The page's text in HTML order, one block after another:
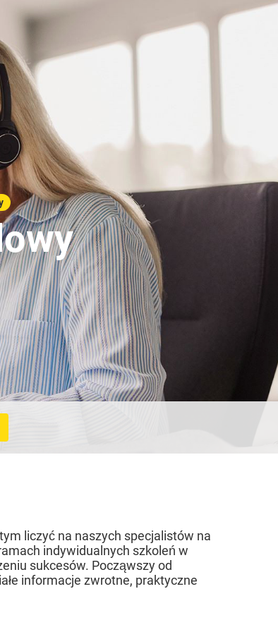
liczyć na naszych specjalistów na
indywidualnych szkoleń w
sukcesów. Począwszy od
informacje zwrotne, praktyczne